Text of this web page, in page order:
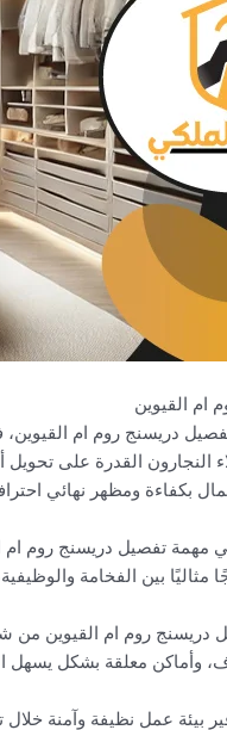
ام القيوين
دريسنج روم ام
النجارون القدرة على
بكفاءة ومظهر نهائي
مهمة تفصيل دريسنج روم ام
مثاليًا بين الفخامة
دريسنج روم ام القيوين من
وأماكن معلقة بشكل
بيئة عمل نظيفة وآمنة